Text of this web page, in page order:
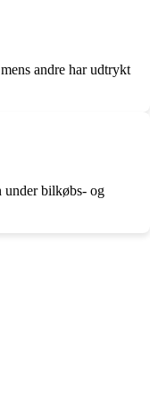
andre har udtrykt
under bilkøbs- og